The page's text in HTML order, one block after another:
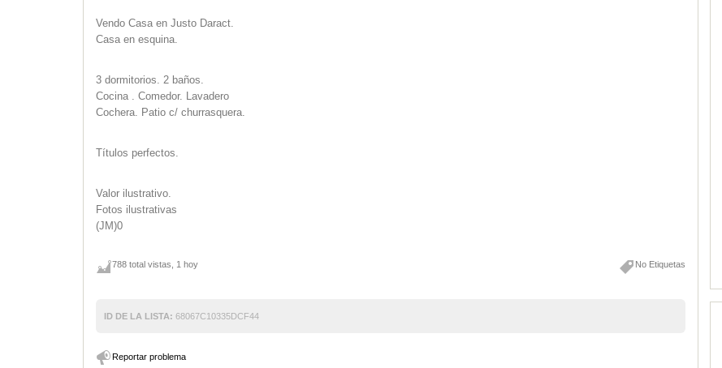
Vendo Casa en Justo Daract.
Casa en esquina.
3 dormitorios. 2 baños.
Cocina . Comedor. Lavadero
Cochera. Patio c/ churrasquera.
Títulos perfectos.
Valor ilustrativo.
Fotos ilustrativas
(JM)0
No Etiquetas
788 total vistas, 1 hoy
ID DE LA LISTA: 68067C10335DCF44
Reportar problema